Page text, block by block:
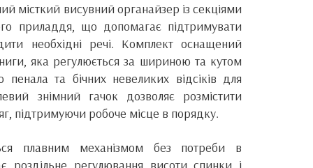
місткий висувний органайзер із секціями
приладдя, що допомагає підтримувати
необхідні речі. Комплект оснащений
яка регулюється за шириною та кутом
та бічних невеликих відсіків для
знімний гачок дозволяє розмістити
підтримуючи робоче місце в порядку.
плавним механізмом без потреби в